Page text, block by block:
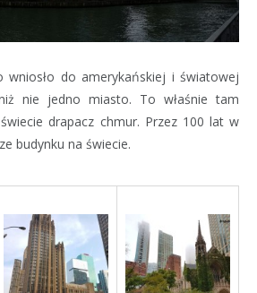
wniosło do amerykańskiej i światowej
nie jedno miasto. To właśnie tam
drapacz chmur. Przez 100 lat w
budynku na świecie.